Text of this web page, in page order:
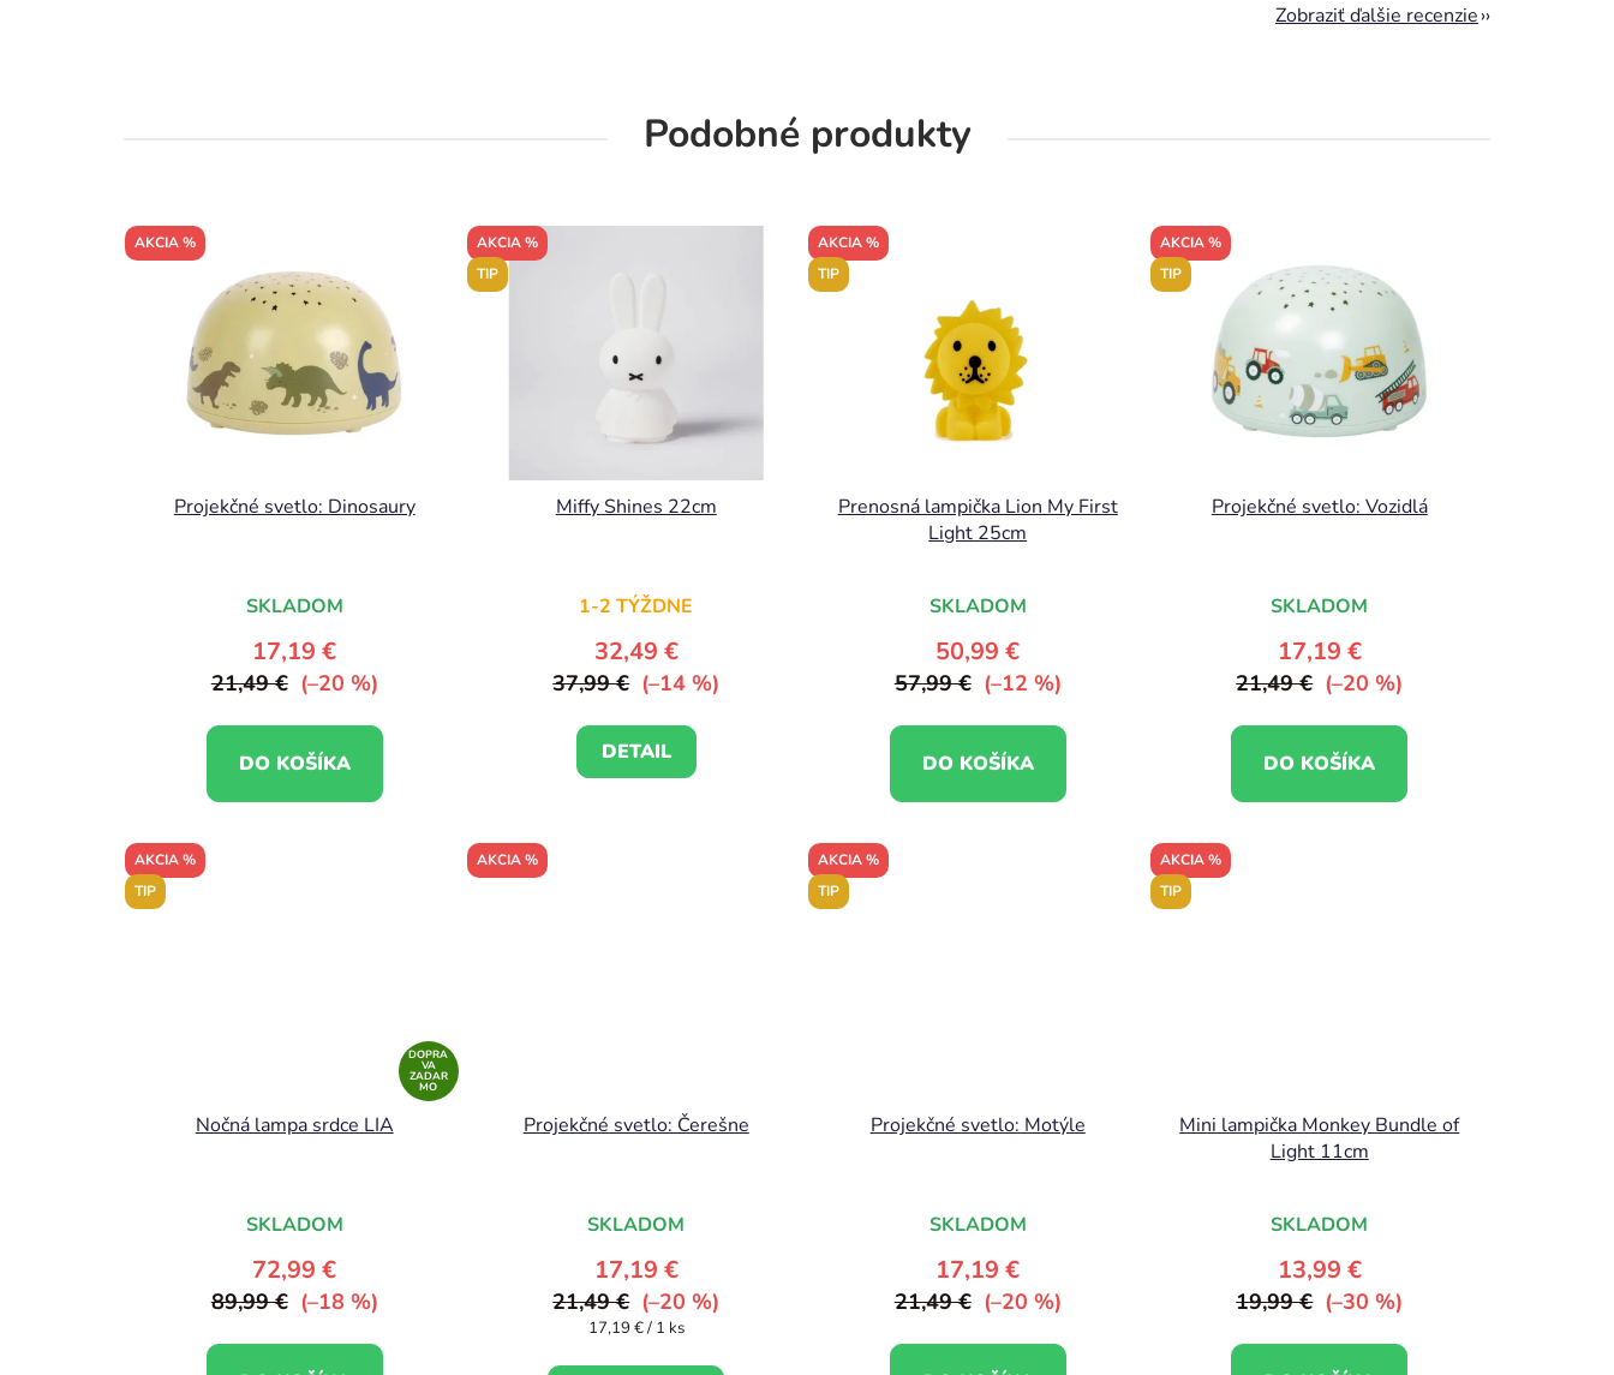
Zobraziť ďalšie recenzie
Podobné produkty
AKCIA %
Projekčné svetlo: Dinosaury
SKLADOM
17,19 €
21,49 € (–20 %)
DO KOŠÍKA
AKCIA %
TIP
Miffy Shines 22cm
1-2 TÝŽDNE
32,49 €
37,99 € (–14 %)
DETAIL
AKCIA %
TIP
Prenosná lampička Lion My First
Light 25cm
hodnotenie
produktu
je
5
hviezdičiek.
SKLADOM
50,99 €
57,99 € (–12 %)
DO KOŠÍKA
AKCIA %
TIP
Projekčné svetlo: Vozidlá
SKLADOM
17,19 €
21,49 € (–20 %)
DO KOŠÍKA
AKCIA %
TIP
DOPRA
VA
ZADAR
MO
Nočná lampa srdce LIA
SKLADOM
72,99 €
89,99 € (–18 %)
AKCIA %
Projekčné svetlo: Čerešne
SKLADOM
17,19 €
21,49 € (–20 %)
Jednotková
17,19 € / 1 ks
AKCIA %
TIP
Projekčné svetlo: Motýle
SKLADOM
17,19 €
21,49 € (–20 %)
AKCIA %
TIP
Mini lampička Monkey Bundle of
Light 11cm
SKLADOM
13,99 €
19,99 € (–30 %)